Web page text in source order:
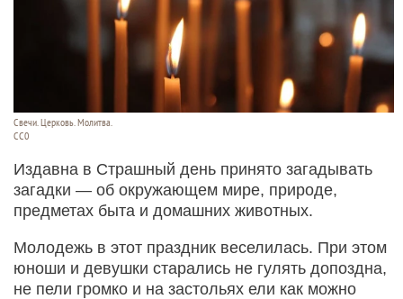
Свечи. Церковь. Молитва.
СС0
Издавна в Страшный день принято загадывать
загадки — об окружающем мире, природе,
предметах быта и домашних животных.
Молодежь в этот праздник веселилась. При этом
юноши и девушки старались не гулять допоздна,
не пели громко и на застольях ели как можно